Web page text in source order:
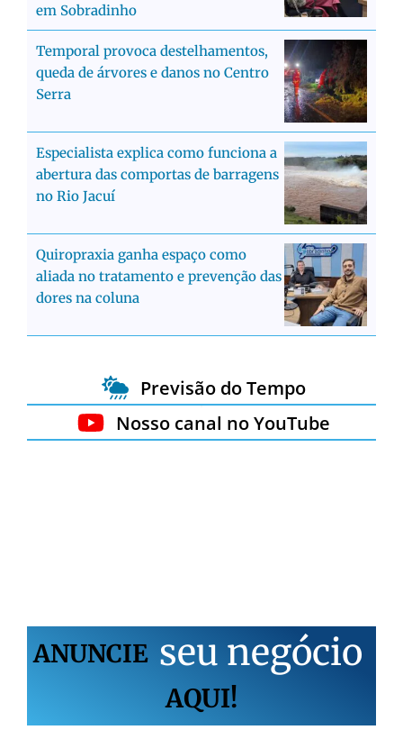
em Sobradinho
Temporal provoca destelhamentos,
queda de árvores e danos no Centro
Serra
Especialista explica como funciona a
abertura das comportas de barragens
no Rio Jacuí
Quiropraxia ganha espaço como
aliada no tratamento e prevenção das
dores na coluna
Previsão do Tempo
Nosso canal no YouTube
ANUNCIE seu negócio
AQUI!